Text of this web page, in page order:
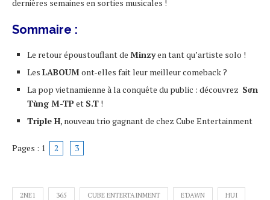
dernières semaines en sorties musicales !
Sommaire :
Le retour époustouflant de Minzyen tant qu’artiste solo !
Les LABOUMont-elles fait leur meilleur comeback ?
La pop vietnamienne à la conquête du public : découvrez Sơn
Tùng M-TPet S.T !
Triple H, nouveau trio gagnant de chez Cube Entertainment
Pages : 1 2 3
2NE1 365 CUBE ENTERTAINMENT E'DAWN HUI